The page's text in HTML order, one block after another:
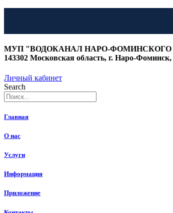
к
содержимому
МУП "ВОДОКАНАЛ НАРО-ФОМИНСКОГО
143302 Московская область, г. Наро-
Личный кабинет
Search
Главная
О нас
Услуги
Информация
Приложение